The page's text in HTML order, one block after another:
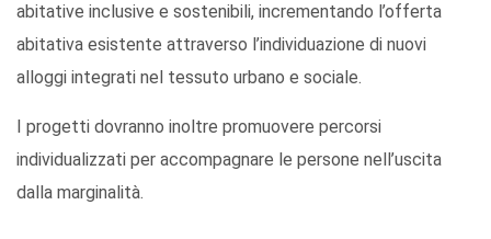
abitative inclusive e sostenibili, incrementando l’offerta
abitativa esistente attraverso l’individuazione di nuovi
alloggi integrati nel tessuto urbano e sociale.
I progetti dovranno inoltre promuovere percorsi
individualizzati per accompagnare le persone nell’uscita
dalla marginalità.